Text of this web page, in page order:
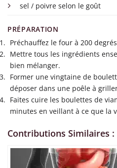
sel / poivre selon le goût
PRÉPARATION
Préchauffez le four à 200
Mettre tous les ingrédients
bien mélanger.
Former une vingtaine de
déposer dans une poêle à
Faites cuire les boulettes de
minutes en veillant à ce que la
Contributions Similaires :